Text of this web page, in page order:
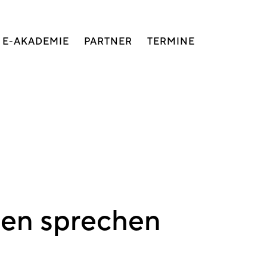
E-AKADEMIE PARTNER TERMINE
sprechen